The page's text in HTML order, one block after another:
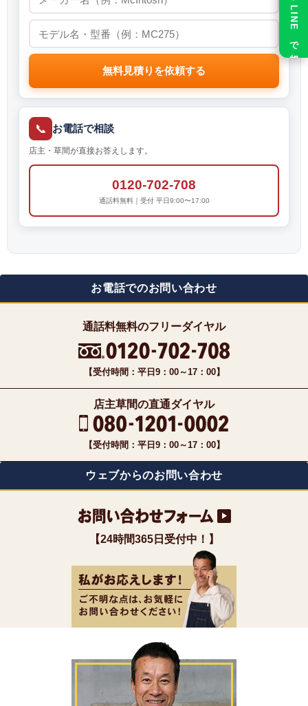
無料見積りを依頼する
📞 お電話で相談
店主・草間が直接お答えします。
0120-702-708
通話料無料｜受付 平日9:00〜17:00
お電話でのお問い合わせ
通話料無料のフリーダイヤル
【受付時間：平日9：00～17：00】
店主草間の直通ダイヤル
【受付時間：平日9：00～17：00】
ウェブからのお問い合わせ
【24時間365日受付中！】
LINE で相談